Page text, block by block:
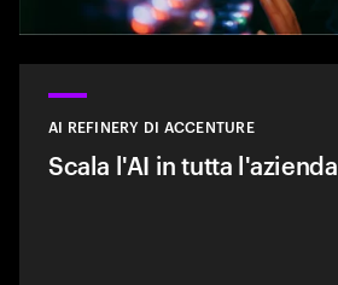
AI REFINERY DI ACCENTURE
Scala l'AI in tutta l'azienda